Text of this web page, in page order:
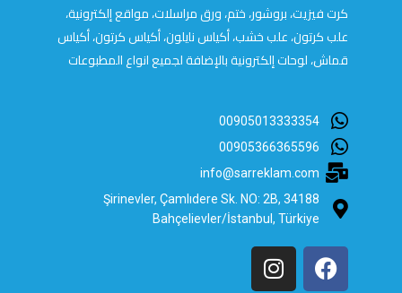
كرت فيزيت، بروشور، ختم، ورق مراسلات، مواقع إلكترونية،
علب كرتون، علب خشب، أكياس نايلون، أكياس كرتون، أكياس
قماش، لوحات إلكترونية بالإضافة لجميع انواع المطبوعات
00905013333354
00905366365596
info@sarreklam.com
Şirinevler, Çamlıdere Sk. NO: 2B, 34188
Bahçelievler/İstanbul, Türkiye